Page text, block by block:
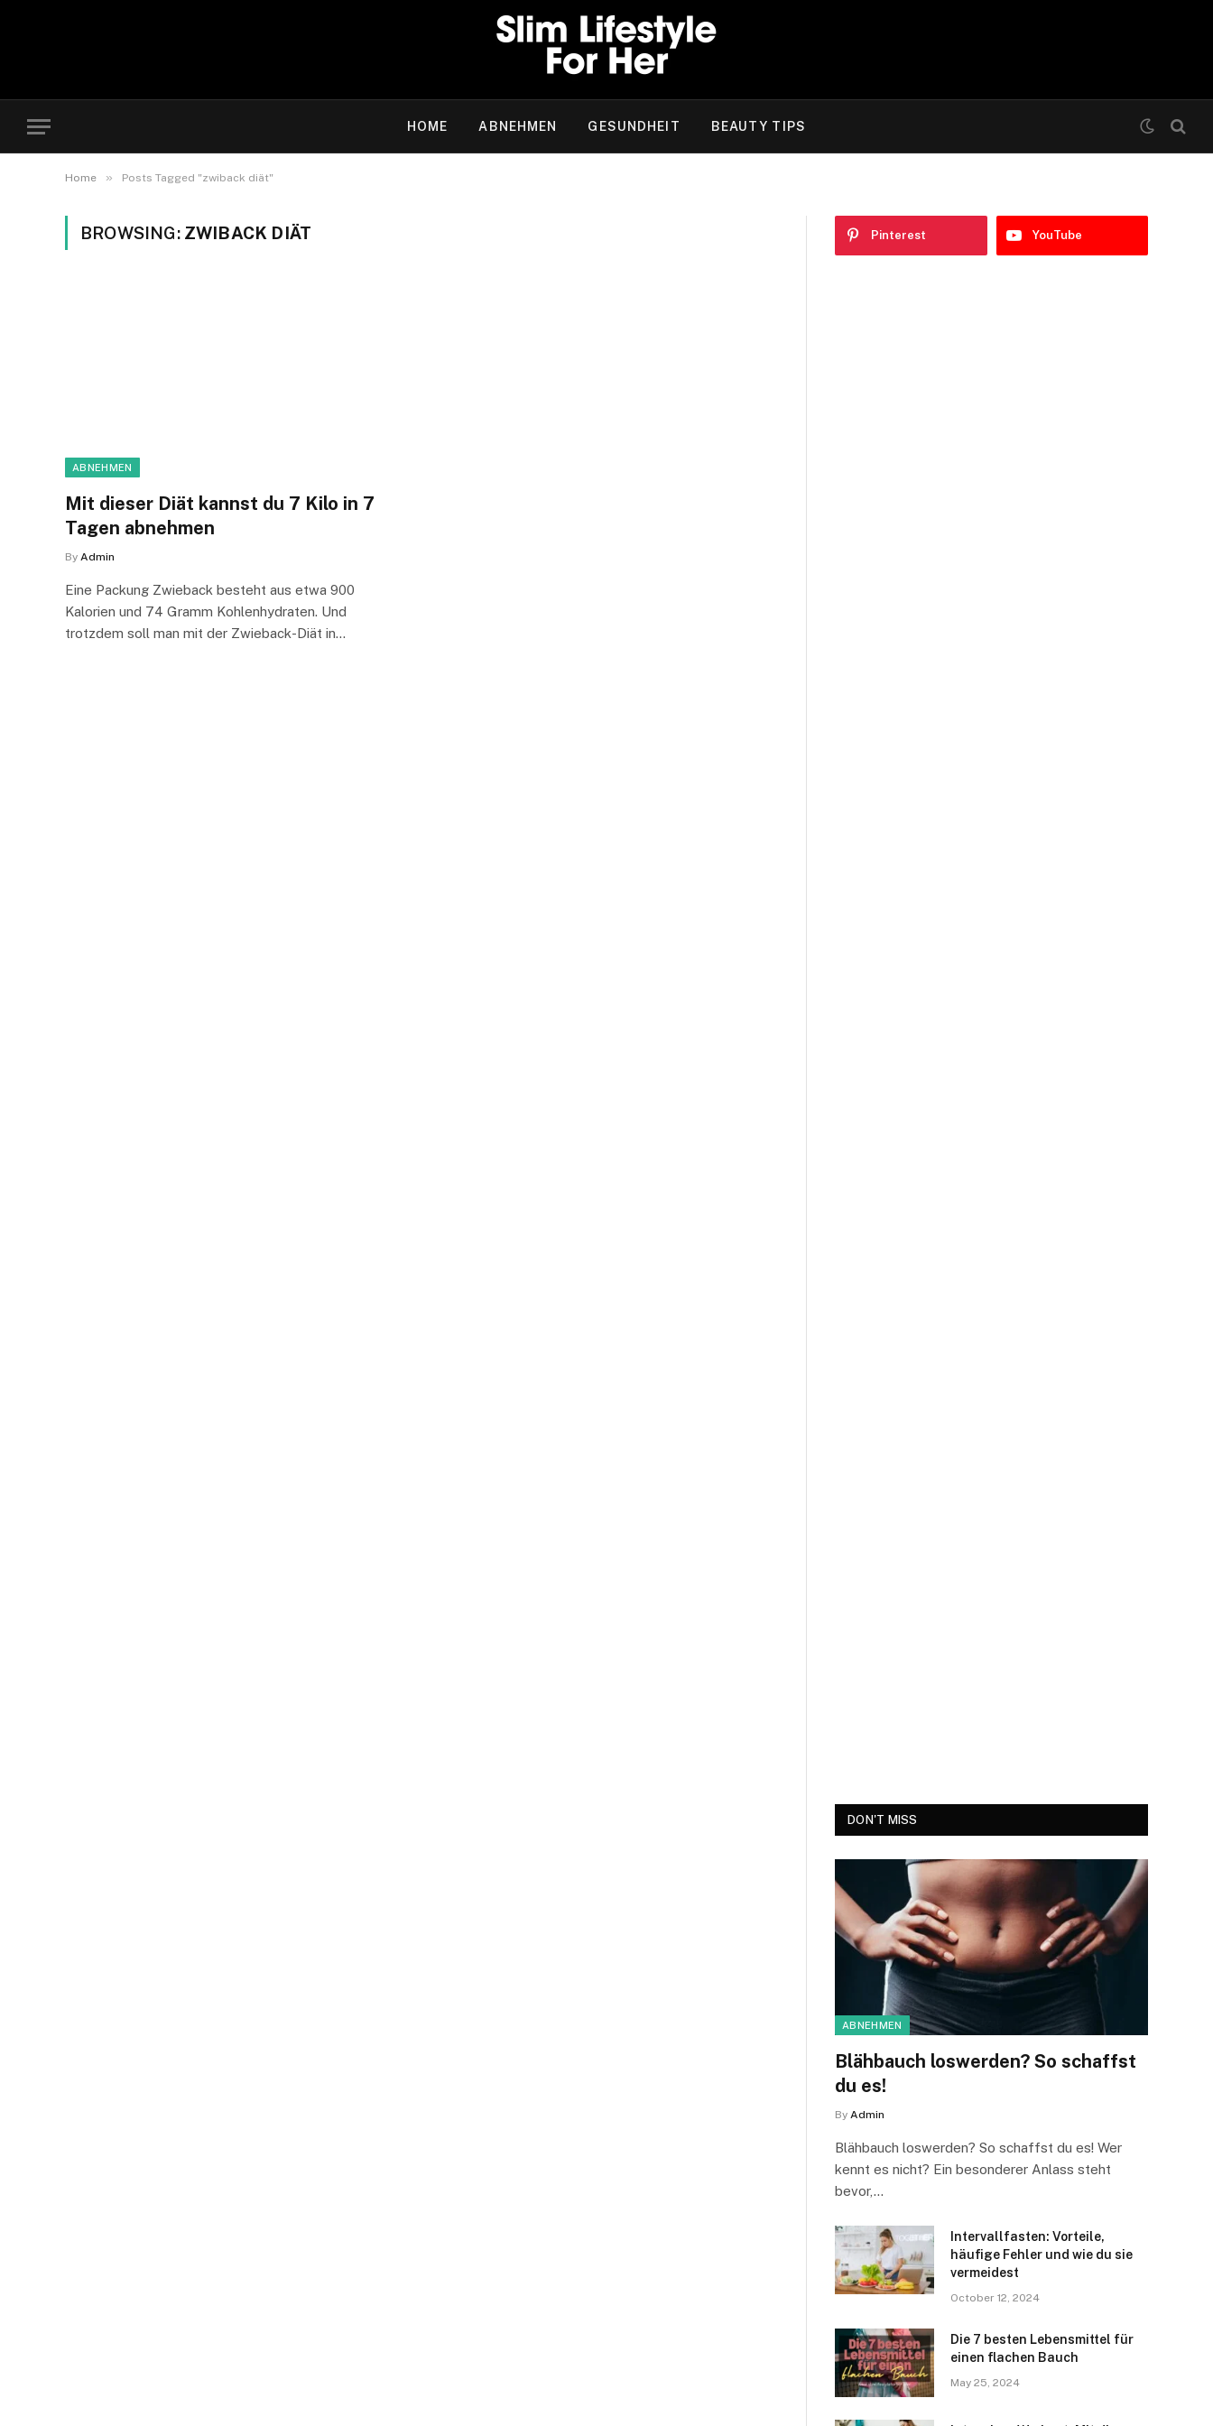
HOME ABNEHMEN GESUNDHEIT BEAUTY TIPS
Home » Posts Tagged "zwiback diät"
BROWSING: ZWIBACK DIÄT
ABNEHMEN
Mit dieser Diät kannst du 7 Kilo in 7
Tagen abnehmen
By Admin
Eine Packung Zwieback besteht aus etwa 900
Kalorien und 74 Gramm Kohlenhydraten. Und
trotzdem soll man mit der Zwieback-Diät in…
Pinterest YouTube
DON'T MISS
ABNEHMEN
Blähbauch loswerden? So schaffst
du es!
By Admin
Blähbauch loswerden? So schaffst du es! Wer
kennt es nicht? Ein besonderer Anlass steht
bevor,…
Intervallfasten: Vorteile,
häufige Fehler und wie du sie
vermeidest
October 12, 2024
Die 7 besten Lebensmittel für
einen flachen Bauch
May 25, 2024